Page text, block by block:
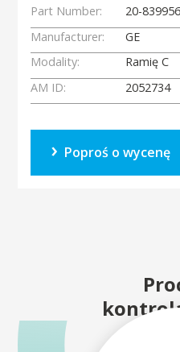
Part Number:
20-
Manufacturer:
GE
Modality:
Ramię C
AM ID:
2052734
Poproś o wycenę